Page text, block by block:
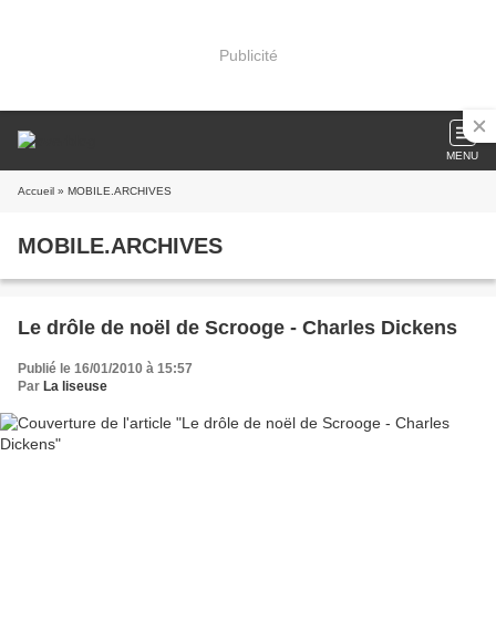
Publicité
MENU
Accueil » MOBILE.ARCHIVES
MOBILE.ARCHIVES
Le drôle de noël de Scrooge - Charles Dickens
Publié le 16/01/2010 à 15:57
Par La liseuse